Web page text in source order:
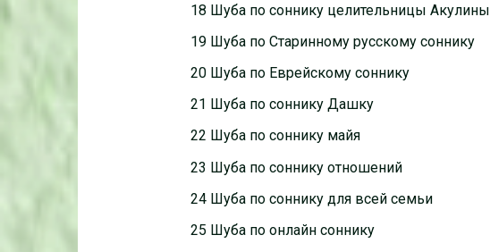
18 Шуба по соннику целительницы Акулины
19 Шуба по Старинному русскому соннику
20 Шуба по Еврейскому соннику
21 Шуба по соннику Дашку
22 Шуба по соннику майя
23 Шуба по соннику отношений
24 Шуба по соннику для всей семьи
25 Шуба по онлайн соннику